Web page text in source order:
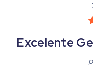
Excelente